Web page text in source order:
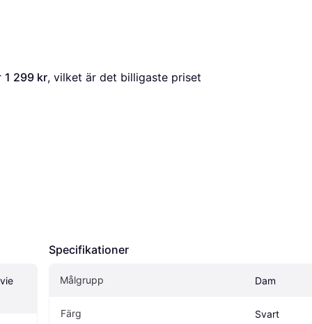
1 299 kr, vilket är det billigaste priset
Specifikationer
Målgrupp Dam
Färg Svart